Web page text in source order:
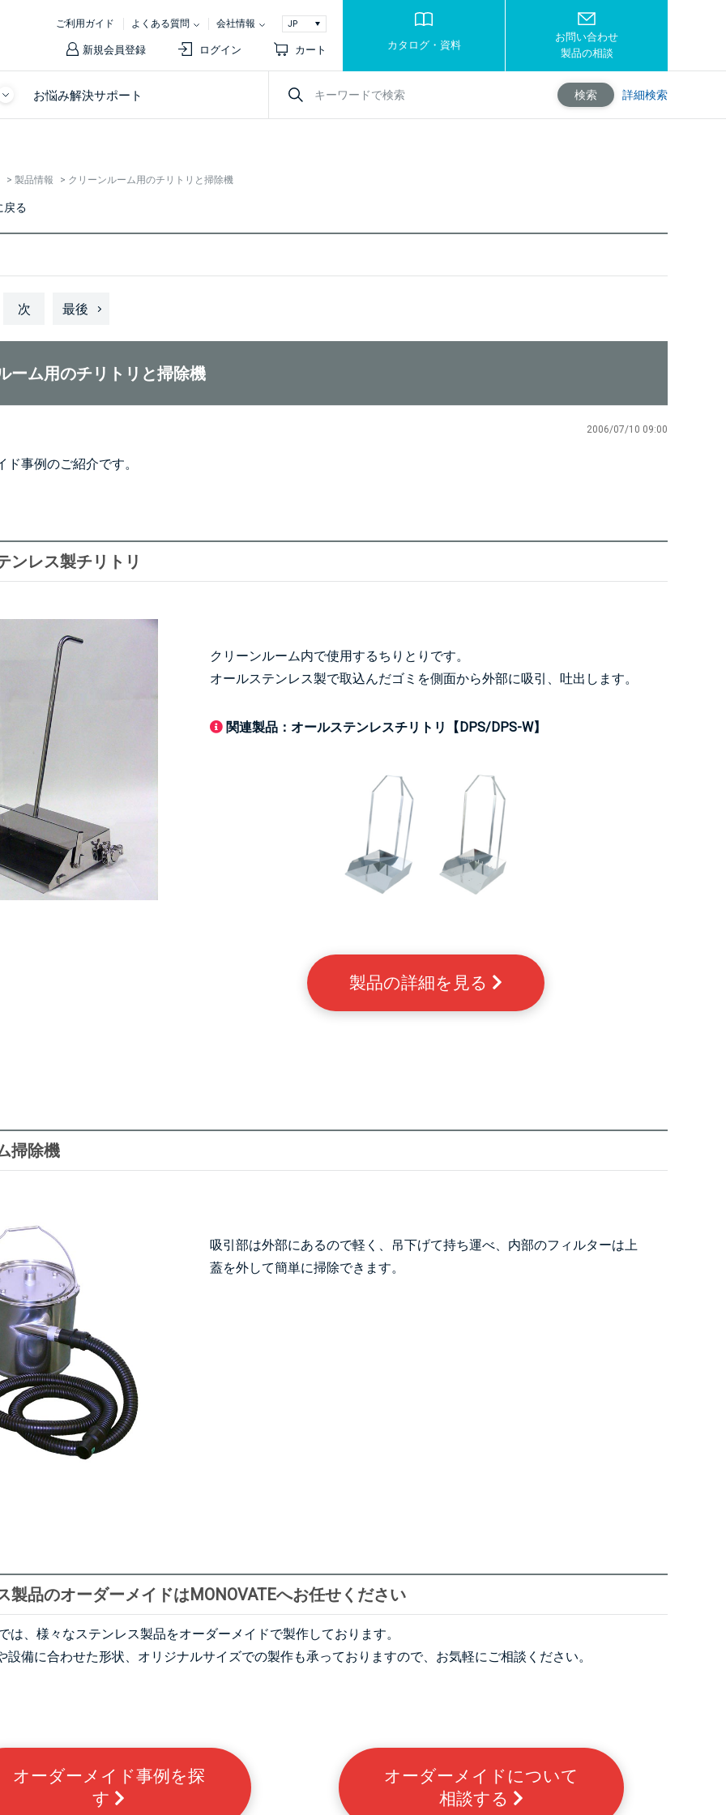
ご利用ガイド よくある質問 会社情報
新規会員登録 ログイン カート カタログ・資料
お問い合わせ
製品の相談
お悩み解決サポート 検索 詳細検索
> 製品情報 > クリーンルーム用のチリトリと掃除機
戻る
次 最後
ーム用のチリトリと掃除機
2006/07/10 09:00
ド事例のご紹介です。
ンレス製チリトリ
クリーンルーム内で使用するちりとりです。
オールステンレス製で取込んだゴミを側面から外部に吸引、吐出します。
関連製品：オールステンレスチリトリ【DPS/DPS-W】
製品の詳細を見る
掃除機
吸引部は外部にあるので軽く、吊下げて持ち運べ、内部のフィルターは上
蓋を外して簡単に掃除できます。
製品のオーダーメイドはMONOVATEへお任せください
は、様々なステンレス製品をオーダーメイドで製作しております。
設備に合わせた形状、オリジナルサイズでの製作も承っておりますので、お気軽にご相談ください。
オーダーメイド事例を探
す
オーダーメイドについて
相談する